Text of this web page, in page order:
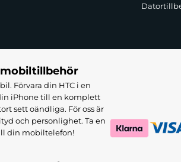
mobiltillbehör
Förvara din HTC i en
iPhone till en komplett
sett oändliga. För oss är
och personlighet. Ta en
din mobiltelefon!